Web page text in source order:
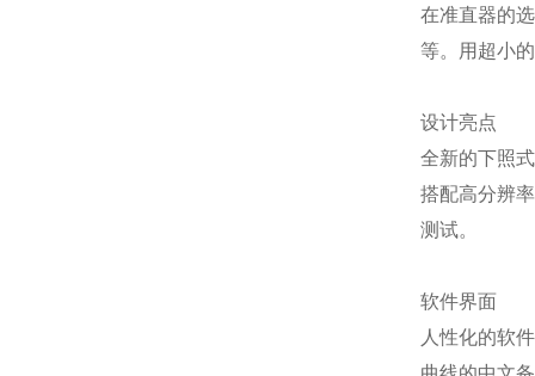
在准直器的
等。用超小
设计亮点
全新的下照
搭配高分辨
测试。
软件界面
人性化的软